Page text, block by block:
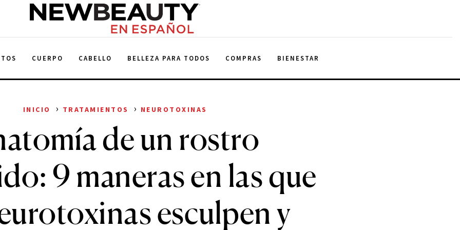
NewBeauty
CUERPO CABELLO BELLEZA PARA TODOS COMPRAS BIENESTAR
INICIO › TRATAMIENTOS › NEUROTOXINAS
de un rostro
9 maneras en las que
esculpen y